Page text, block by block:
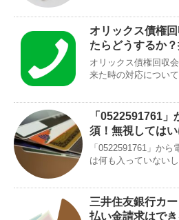
オリックス債権
たらどうするか
オリックス債権回収
来た時の対応につい
「0522591761
須！無視してはい
「0522591761」か
は何も入っていないし
三井住友銀行カ
払い金請求はでき